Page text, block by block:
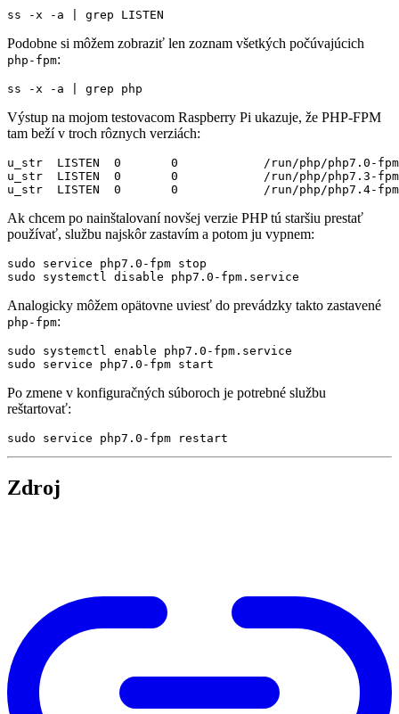
ss -x -a
Podobne si môžem zobraziť len zoznam všetkých počúvajúcich
php-fpm:
ss -x -a
Výstup na mojom testovacom Raspberry Pi ukazuje, že PHP-FPM
tam beží v troch rôznych verziách:
u_str  LISTEN  0       0            /run/php/php7.0-
u_str  LISTEN  0       0            /run/php/php7.3-
Ak chcem po nainštalovaní novšej verzie PHP tú staršiu prestať
používať, službu najskôr zastavím a potom ju vypnem:
Analogicky môžem opätovne uviesť do prevádzky takto zastavené
php-fpm:
sudo systemctl enable
Po zmene v konfiguračných súboroch je potrebné službu
reštartovať:
Zdroj